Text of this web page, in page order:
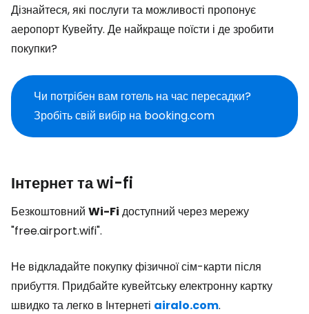
Дізнайтеся, які послуги та можливості пропонує
аеропорт Кувейту. Де найкраще поїсти і де зробити
покупки?
Чи потрібен вам готель на час пересадки?
Зробіть свій вибір на booking.com
Інтернет та wi-fi
Безкоштовний Wi-Fi доступний через мережу
"free.airport.wifi".
Не відкладайте покупку фізичної сім-карти після
прибуття. Придбайте кувейтську електронну картку
швидко та легко в Інтернеті airalo.com.